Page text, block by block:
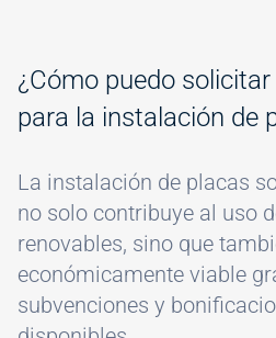
¿Cómo puedo
para la instalación de
La instalación de placas
no solo contribuye al uso
renovables, sino que
económicamente viable
subvenciones y